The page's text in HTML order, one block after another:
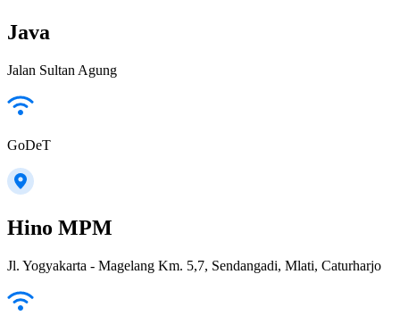
Java
Jalan Sultan Agung
GoDeT
Hino MPM
Jl. Yogyakarta - Magelang Km. 5,7, Sendangadi, Mlati, Caturharjo